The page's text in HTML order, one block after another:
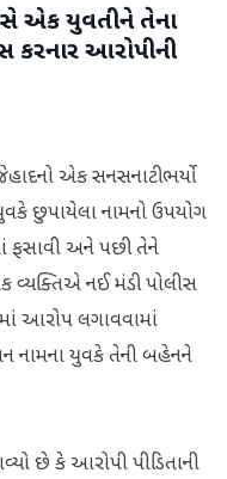
એક યુવતીને તેના
કરનાર આરોપીની
એક સનસનાટીભર્યો
છુપાયેલા નામનો ઉપયોગ
ફસાવી અને પછી તેને
વ્યક્તિએ નઈ મંડી પોલીસ
આરોપ લગાવવામાં
નામના યુવકે તેની બહેનને
છે કે આરોપી પીડિતાની